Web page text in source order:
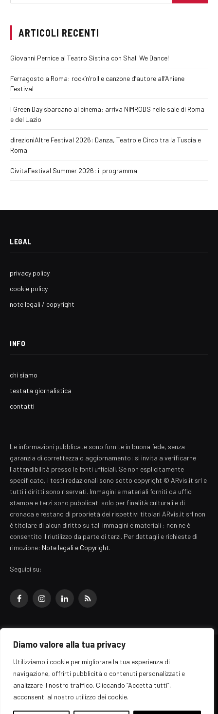
Diamo valore alla tua privacy
Utilizziamo i cookie per migliorare la tua esperienza di
navigazione, offrirti pubblicità o contenuti personalizzati e
analizzare il nostro traffico. Cliccando “Accetta tutti”,
acconsenti al nostro utilizzo dei cookie.
ARTICOLI RECENTI
Giovanni Pernice al Teatro Sistina con Shall We Dance!
Ferragosto a Roma: rock’n’roll e canzone d’autore all’Aniene
Festival
I Green Day sbarcano al cinema: arriva NIMRODS nelle sale di Roma
e del Lazio
direzioniAltre Festival 2026: Danza, Teatro e Circo tra la Tuscia e
Roma
CivitaFestival Summer 2026: il programma
LEGAL
privacy policy
cookie policy
note legali / copyright
INFO
chi siamo
testata giornalistica
contatti
Le informazioni pubblicate sono fornite in buona fede, senza
garanzia di correttezza o aggiornamento: si invita a verificarne
l'attendibilità presso le fonti ufficiali. Se non esplicitamente
specificato, i testi redazionali sono sotto copyright © ARvis.it srl e
tutti i diritti sono riservati. Immagini e materiali forniti da uffici
stampa e terzi sono pubblicati solo per finalità culturali e di
cronaca e restano di proprietà dei rispettivi titolari ARvis.it srl non
è titolare di alcun diritto su tali immagini e materiali : non ne è
consentito il riutilizzo da parte di terzi. Per dettagli e richieste di
rimozione: Note legali e Copyright.
Seguici su:
FacebookInstagramLinkedInRSS
© 2026 EZ Rome Designed by ARvis.it
Il portale EZ Rome e' una testata giornalistica di carattere generalista
registrata al tribunale di Roma - Numero 389/2008
Direttore responsabile: Raffaella Roani - ISSN: 2036-783X
Edito da ARvis.it srl - via Alessandria 88 - 00198 Roma CF/PI/R.I.